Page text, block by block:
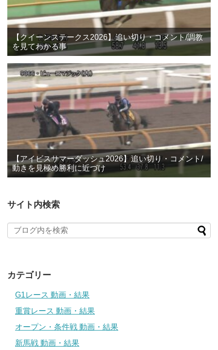
【クイーンステークス2026】追い切り・コメント/調教
を見てわかる事
【アイビスサマーダッシュ2026】追い切り・コメント/
動きを見極め勝利に近づけ
サイト内検索
カテゴリー
G1レース 動画・結果
重賞レース 動画・結果
オープン・条件戦 動画・結果
新馬戦 動画・結果